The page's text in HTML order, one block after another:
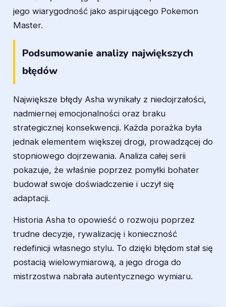
jego wiarygodność jako aspirującego Pokemon
Master.
Podsumowanie analizy największych
błędów
Największe błędy Asha wynikały z niedojrzałości,
nadmiernej emocjonalności oraz braku
strategicznej konsekwencji. Każda porażka była
jednak elementem większej drogi, prowadzącej do
stopniowego dojrzewania. Analiza całej serii
pokazuje, że właśnie poprzez pomyłki bohater
budował swoje doświadczenie i uczył się
adaptacji.
Historia Asha to opowieść o rozwoju poprzez
trudne decyzje, rywalizację i konieczność
redefinicji własnego stylu. To dzięki błędom stał się
postacią wielowymiarową, a jego droga do
mistrzostwa nabrała autentycznego wymiaru.